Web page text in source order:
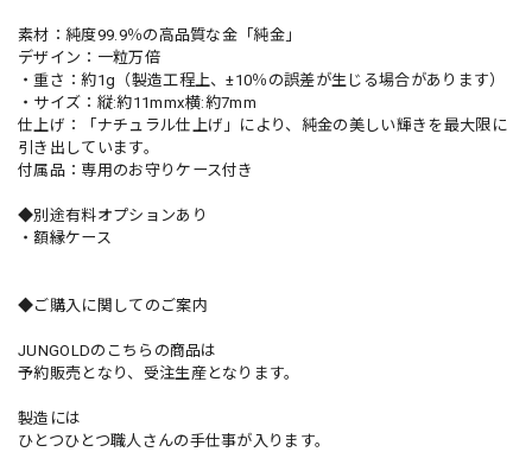
素材：純度99.9％の高品質な金「純金」
デザイン：一粒万倍
・重さ：約1g（製造工程上、±10％の誤差が生じる場合があります）
・サイズ：縦:約11mmx横:約7mm
仕上げ：「ナチュラル仕上げ」により、純金の美しい輝きを最大限に
引き出しています。
付属品：専用のお守りケース付き
◆別途有料オプションあり
・額縁ケース
◆ご購入に関してのご案内
JUNGOLDのこちらの商品は
予約販売となり、受注生産となります。
製造には
ひとつひとつ職人さんの手仕事が入ります。